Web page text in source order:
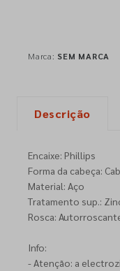
Marca: SEM MARCA
Descrição
Encaixe: Phillips
Forma da cabeça:
Material: Aço
Tratamento sup.:
Rosca:
Info:
- Atenção: a